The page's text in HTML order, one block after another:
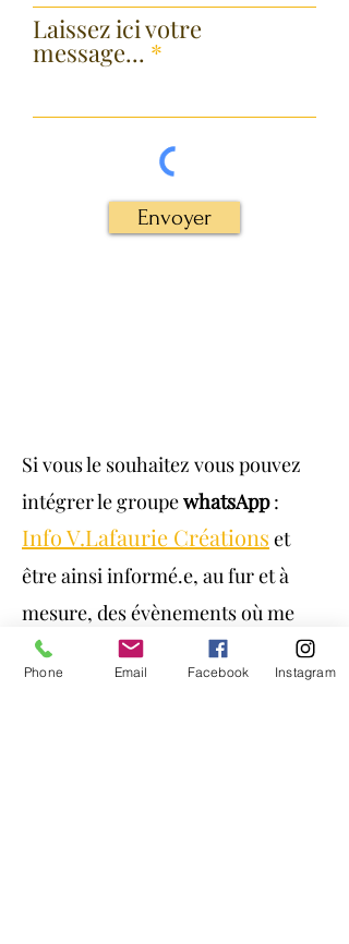
Laissez ici votre
message...
Envoyer
Si vous le souhaitez vous pouvez
intégrer le groupewhatsApp:
Info V.Lafaurie Créations et
être ainsi informé.e, au fur et à
mesure, des évènements où me
retrouver.
Phone Email Facebook Instagram